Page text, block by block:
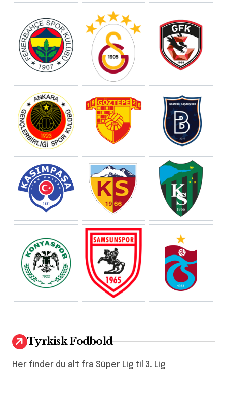
Tyrkisk Fodbold
Her finder du alt fra Süper Lig til 3. Lig